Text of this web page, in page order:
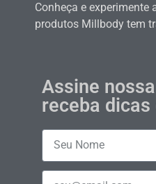
Conheça e
produtos Millbody tem
Assine
receba